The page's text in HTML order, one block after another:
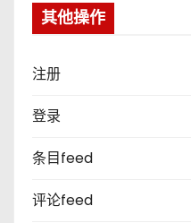
其他操作
注册
登录
条目feed
评论feed